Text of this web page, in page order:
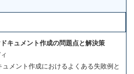
キュメント作成の問題点と解決策
ト作成におけるよくある失敗例と